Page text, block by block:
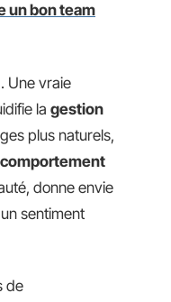
un bon team
Une vraie
la gestion
plus naturels,
comportement
donne envie
sentiment
de